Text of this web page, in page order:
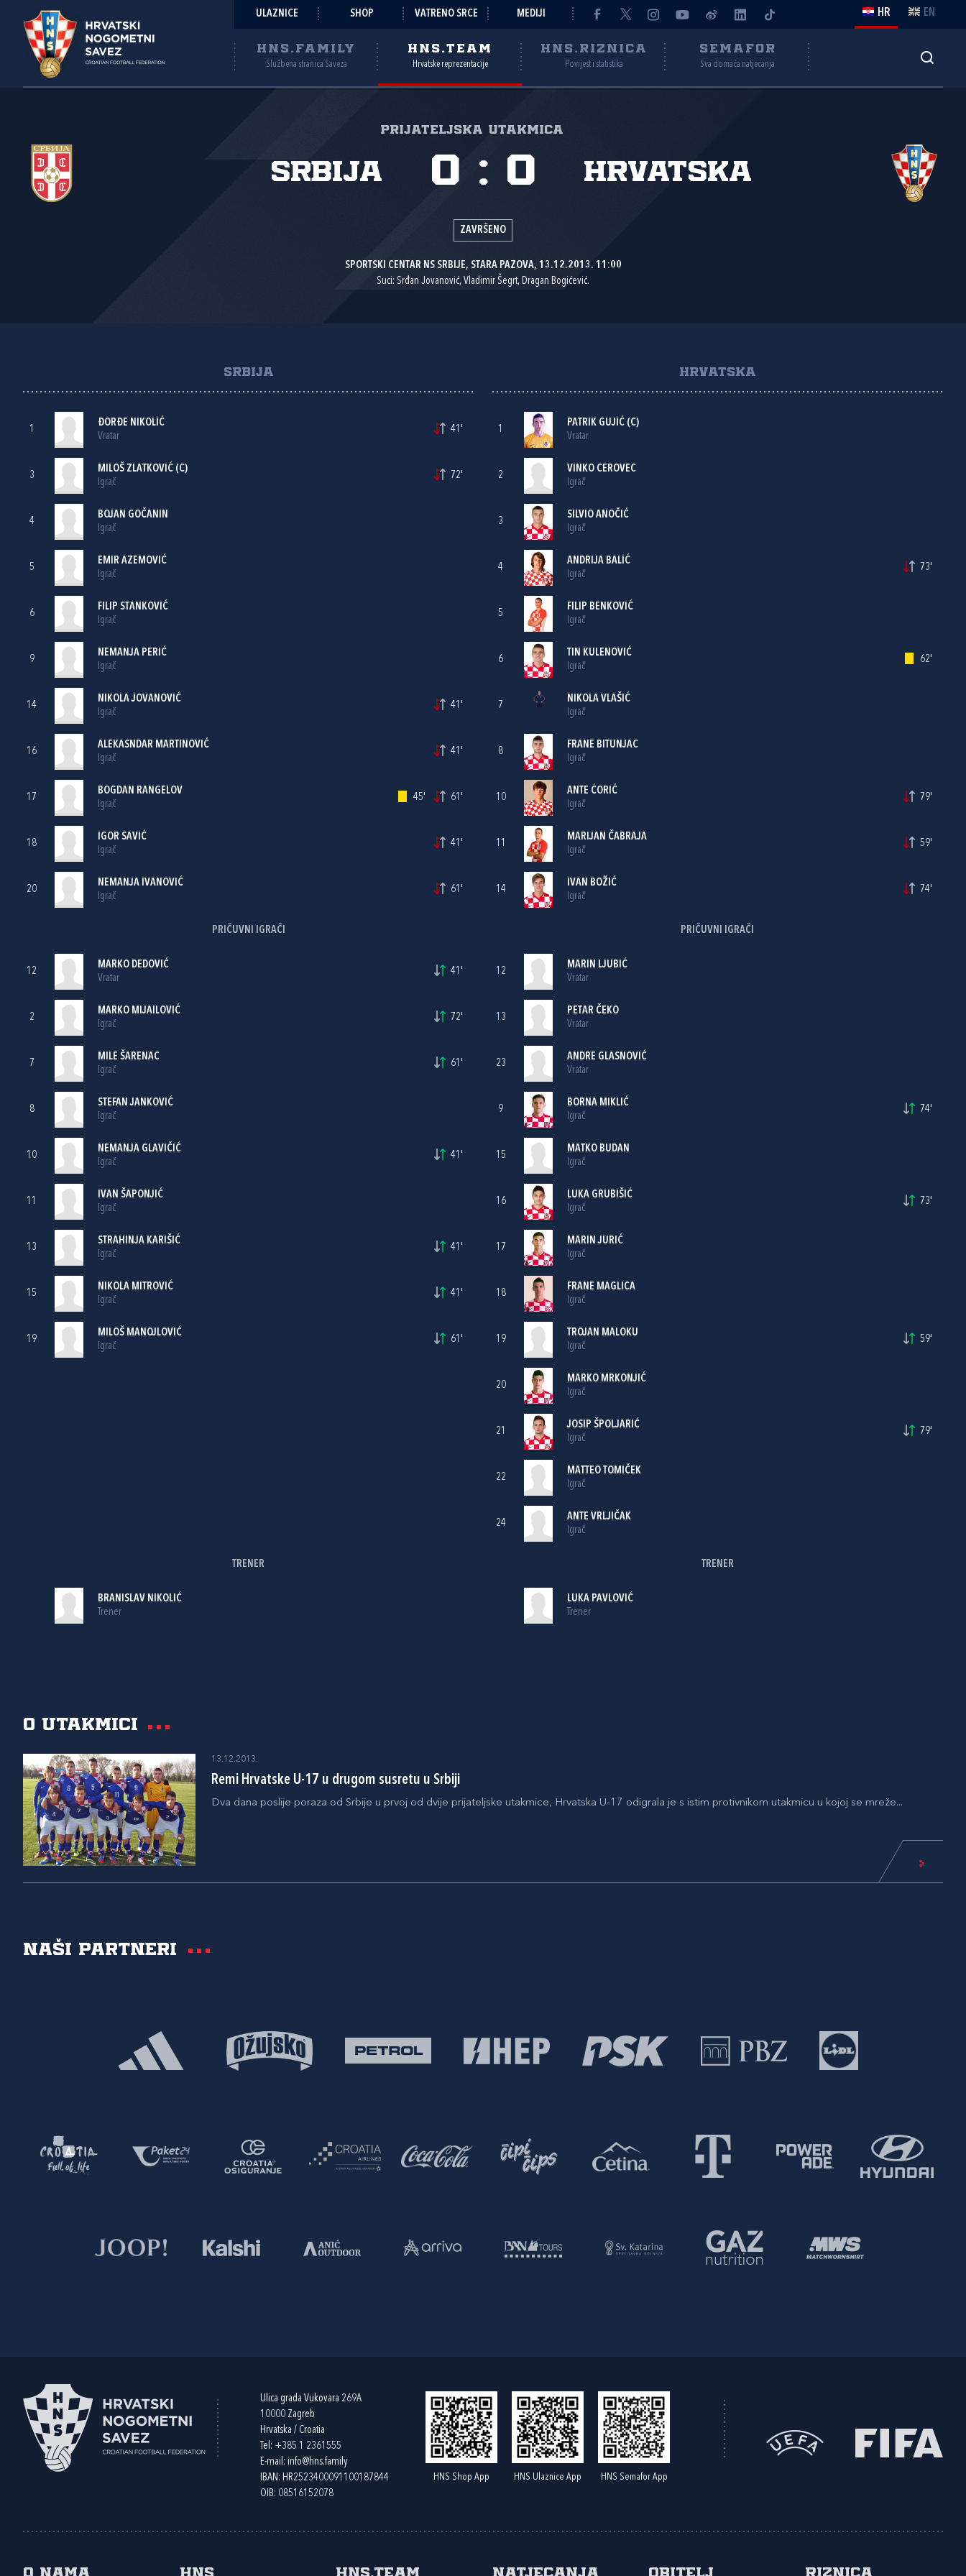
ULAZNICE SHOP VATRENO SRCE MEDIJI HR EN
HNS.FAMILY
Službena stranica Saveza
HNS.TEAM
Hrvatske reprezentacije
HNS.RIZNICA
Povijest i statistika
SEMAFOR
Sva domaća natjecanja
Prijateljska utakmica
Srbija Hrvatska
0 : 0
ZAVRŠENO
SPORTSKI CENTAR NS SRBIJE, STARA PAZOVA, 13.12.2013. 11:00
Suci: Srđan Jovanović, Vladimir Šegrt, Dragan Bogićević.
SRBIJA
1
ĐORĐE NIKOLIĆ
Vratar
41'
3
MILOŠ ZLATKOVIĆ (C)
Igrač
72'
4
BOJAN GOČANIN
Igrač
5
EMIR AZEMOVIĆ
Igrač
6
FILIP STANKOVIĆ
Igrač
9
NEMANJA PERIĆ
Igrač
14
NIKOLA JOVANOVIĆ
Igrač
41'
16
ALEKASNDAR MARTINOVIĆ
Igrač
41'
17
BOGDAN RANGELOV
Igrač
45' 61'
18
IGOR SAVIĆ
Igrač
41'
20
NEMANJA IVANOVIĆ
Igrač
61'
PRIČUVNI IGRAČI
12
MARKO DEDOVIĆ
Vratar
41'
2
MARKO MIJAILOVIĆ
Igrač
72'
7
MILE ŠARENAC
Igrač
61'
8
STEFAN JANKOVIĆ
Igrač
10
NEMANJA GLAVIČIĆ
Igrač
41'
11
IVAN ŠAPONJIĆ
Igrač
13
STRAHINJA KARIŠIĆ
Igrač
41'
15
NIKOLA MITROVIĆ
Igrač
41'
19
MILOŠ MANOJLOVIĆ
Igrač
61'
TRENER
BRANISLAV NIKOLIĆ
Trener
HRVATSKA
1
PATRIK GUJIĆ(C)
Vratar
2
VINKO CEROVEC
Igrač
3
SILVIO ANOČIĆ
Igrač
4
ANDRIJA BALIĆ
Igrač
73'
5
FILIP BENKOVIĆ
Igrač
6
TIN KULENOVIĆ
Igrač
62'
7
NIKOLA VLAŠIĆ
Igrač
8
FRANE BITUNJAC
Igrač
10
ANTE ĆORIĆ
Igrač
79'
11
MARIJAN ČABRAJA
Igrač
59'
14
IVAN BOŽIĆ
Igrač
74'
PRIČUVNI IGRAČI
12
MARIN LJUBIĆ
Vratar
13
PETAR ČEKO
Vratar
23
ANDRE GLASNOVIĆ
Vratar
9
BORNA MIKLIĆ
Igrač
74'
15
MATKO BUDAN
Igrač
16
LUKA GRUBIŠIĆ
Igrač
73'
17
MARIN JURIĆ
Igrač
18
FRANE MAGLICA
Igrač
19
TROJAN MALOKU
Igrač
59'
20
MARKO MRKONJIĆ
Igrač
21
JOSIP ŠPOLJARIĆ
Igrač
79'
22
MATTEO TOMIČEK
Igrač
24
ANTE VRLJIČAK
Igrač
TRENER
LUKA PAVLOVIĆ
Trener
O utakmici
13.12.2013.
Remi Hrvatske U-17 u drugom susretu u Srbiji
Dva dana poslije poraza od Srbije u prvoj od dvije prijateljske utakmice, Hrvatska U-17 odigrala je s istim protivnikom utakmicu u kojoj se mreže...
Naši partneri
Ulica grada Vukovara 269A
10000 Zagreb
Hrvatska / Croatia
Tel: +385 1 2361555
E-mail: info@hns.family
IBAN: HR2523400091100187844
OIB: 08516152078
HNS Shop App HNS Ulaznice App HNS Semafor App